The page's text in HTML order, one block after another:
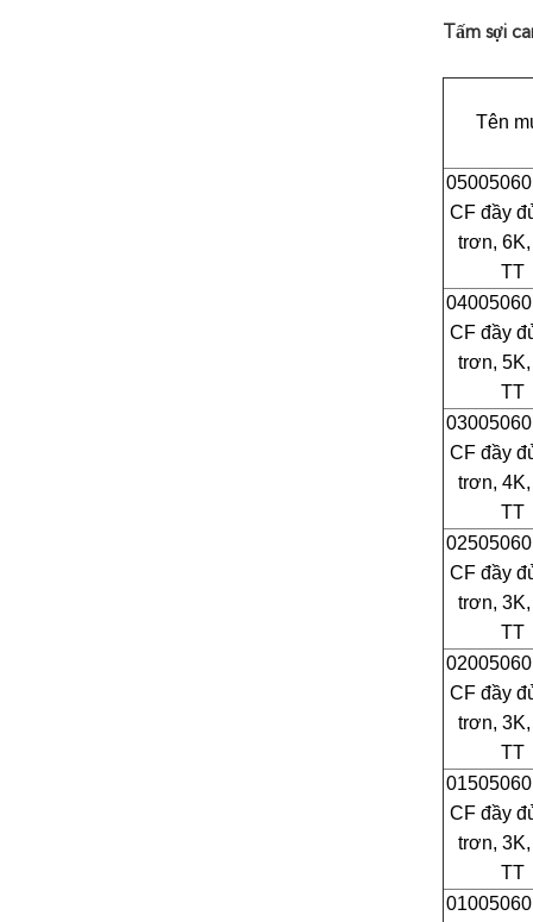
Tấm sợi
Tên
CF đầy
trơn,
TT
CF đầy
trơn,
TT
CF đầy
trơn,
TT
CF đầy
trơn,
TT
CF đầy
trơn,
TT
CF đầy
trơn,
TT